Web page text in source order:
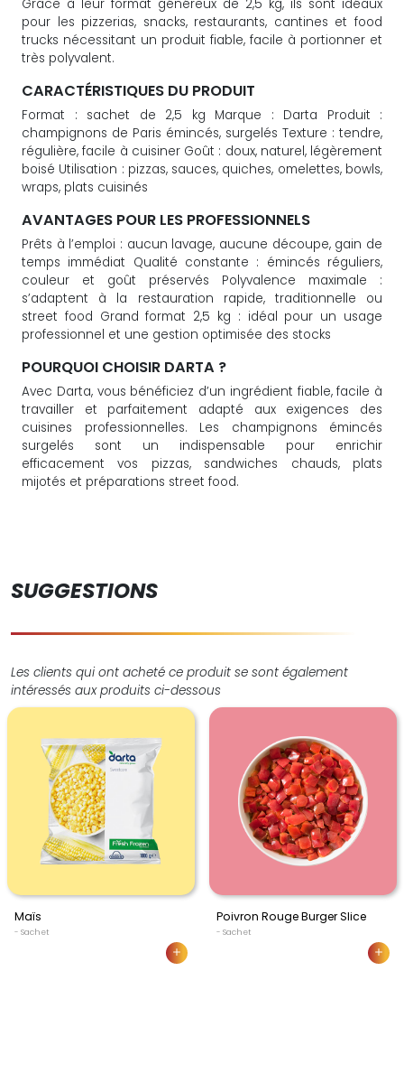
Grâce à leur format généreux de 2,5 kg, ils sont idéaux
pour les pizzerias, snacks, restaurants, cantines et food
trucks nécessitant un produit fiable, facile à portionner et
très polyvalent.
CARACTÉRISTIQUES DU PRODUIT
Format : sachet de 2,5 kg Marque : Darta Produit :
champignons de Paris émincés, surgelés Texture : tendre,
régulière, facile à cuisiner Goût : doux, naturel, légèrement
boisé Utilisation : pizzas, sauces, quiches, omelettes, bowls,
wraps, plats cuisinés
AVANTAGES POUR LES PROFESSIONNELS
Prêts à l’emploi : aucun lavage, aucune découpe, gain de
temps immédiat Qualité constante : émincés réguliers,
couleur et goût préservés Polyvalence maximale :
s’adaptent à la restauration rapide, traditionnelle ou
street food Grand format 2,5 kg : idéal pour un usage
professionnel et une gestion optimisée des stocks
POURQUOI CHOISIR DARTA ?
Avec Darta, vous bénéficiez d’un ingrédient fiable, facile à
travailler et parfaitement adapté aux exigences des
cuisines professionnelles. Les champignons émincés
surgelés sont un indispensable pour enrichir
efficacement vos pizzas, sandwiches chauds, plats
mijotés et préparations street food.
SUGGESTIONS
Les clients qui ont acheté ce produit se sont également
intéressés aux produits ci-dessous
Maïs
- Sachet
Poivron Rouge Burger Slice
- Sachet